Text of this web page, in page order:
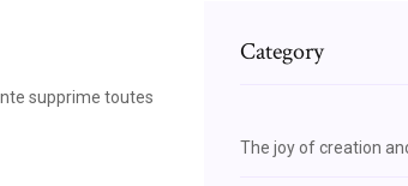
supprime toutes
Category
The joy of creation